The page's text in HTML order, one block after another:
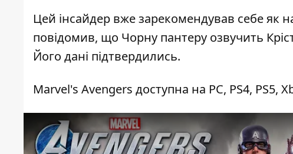
Цей інсайдер вже зарекомендував себе як
повідомив, що Чорну пантеру озвучить
Його дані підтвердились.
Marvel's Avengers доступна на PC, PS4, PS5,